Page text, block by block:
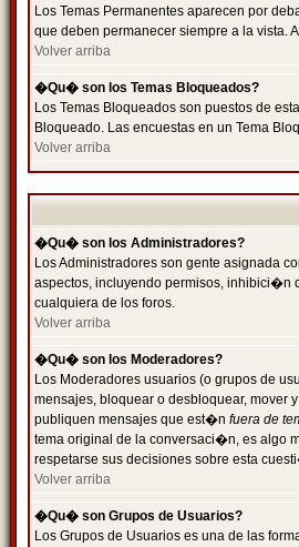
Los Temas Permanentes aparecen por
que deben permanecer siempre a la vista.
Volver arriba
�Qu� son los Temas Bloqueados?
Los Temas Bloqueados son puestos de
Bloqueado. Las encuestas en un Tema
Volver arriba
�Qu� son los Administradores?
Los Administradores son gente asignada
aspectos, incluyendo permisos, inhibici�n
cualquiera de los foros.
Volver arriba
�Qu� son los Moderadores?
Los Moderadores usuarios (o grupos de
mensajes, bloquear o desbloquear, mover
publiquen mensajes que est�n fuera de
tema original de la conversaci�n, es algo
respetarse sus decisiones sobre esta
Volver arriba
�Qu� son Grupos de Usuarios?
Los Grupos de Usuarios es una de las